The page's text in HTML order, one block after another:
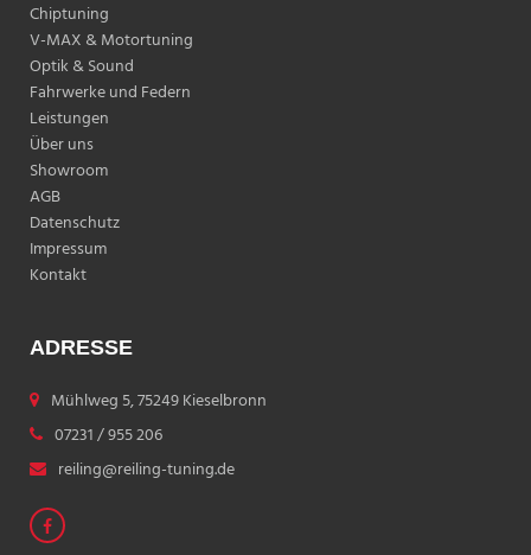
Chiptuning
V-MAX & Motortuning
Optik & Sound
Fahrwerke und Federn
Leistungen
Über uns
Showroom
AGB
Datenschutz
Impressum
Kontakt
ADRESSE
Mühlweg 5, 75249 Kieselbronn
07231 / 955 206
reiling@reiling-tuning.de